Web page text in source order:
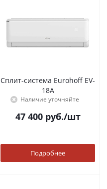
Сплит-система Eurohoff EV-
18A
Наличие уточняйте
47 400руб./шт
Подробнее